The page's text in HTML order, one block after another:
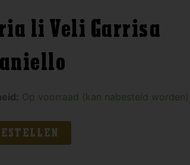
li Veli Garrisa
Op voorraad (kan nabesteld worden)